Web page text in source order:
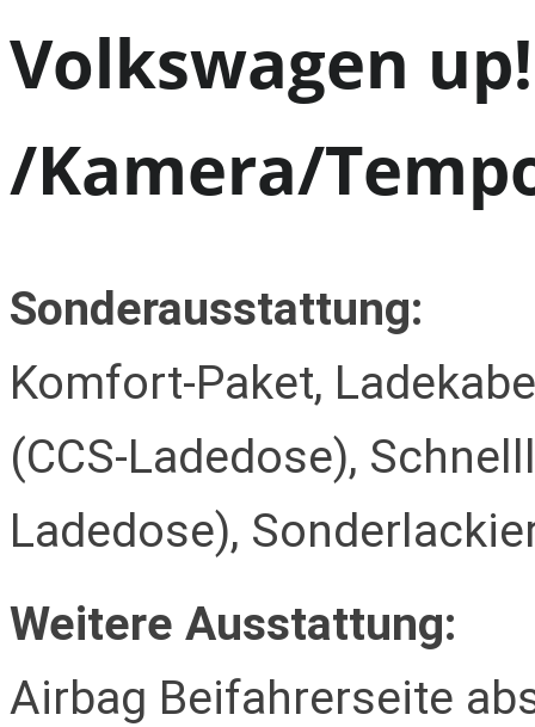
Volkswagen
/Kamera/
Sonderausstattung:
Komfort-Paket,
(CCS-Ladedose),
Ladedose),
Weitere Ausstattung:
Airbag Beifahrerseite